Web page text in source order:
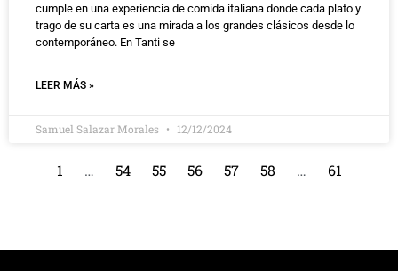
cumple en una experiencia de comida italiana donde cada plato y
trago de su carta es una mirada a los grandes clásicos desde lo
contemporáneo. En Tanti se
LEER MÁS »
Samuel Salazar Morales 12/12/2024
1 … 54 55 56 57 58 … 61